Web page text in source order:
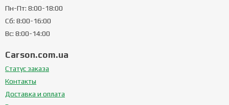
Пн-Пт: 8:00-18:00
Сб: 8:00-16:00
Вс: 8:00-14:00
Carson.com.ua
Статус заказа
Контакты
Доставка и оплата